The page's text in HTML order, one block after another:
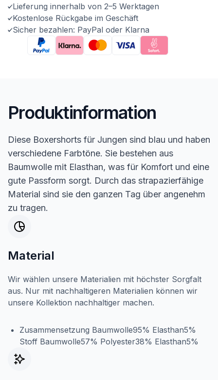
Lieferung innerhalb von 2–5 Werktagen
Kostenlose Rückgabe im Geschäft
Sicher bezahlen: PayPal oder Klarna
Produktinformation
Diese Boxershorts für Jungen sind blau und haben
verschiedene Farbtöne. Sie bestehen aus
Baumwolle mit Elasthan, was für Komfort und eine
gute Passform sorgt. Durch das strapazierfähige
Material sind sie den ganzen Tag über angenehm
zu tragen.
Material
Wir wählen unsere Materialien mit höchster Sorgfalt
aus. Nur mit nachhaltigeren Materialien können wir
unsere Kollektion nachhaltiger machen.
Zusammensetzung Baumwolle95% Elasthan5%
Stoff Baumwolle57% Polyester38% Elasthan5%